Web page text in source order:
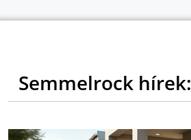
Semmelrock hírek: